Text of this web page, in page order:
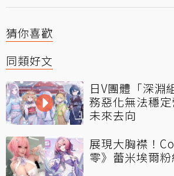
猜你喜歡
同類好文
日V團體「深淵
務惡化無法穩
未來去向
展現大胸襟！
零》蕾米埃爾